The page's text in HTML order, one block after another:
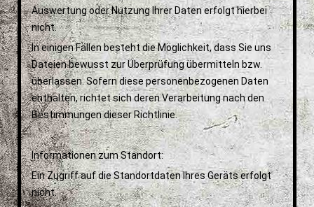
Auswertung oder Nutzung Ihrer Daten erfolgt hierbei
nicht.
In einigen Fällen besteht die Möglichkeit, dass Sie uns
Dateien bewusst zur Überprüfung übermitteln bzw.
überlassen. Sofern diese personenbezogenen Daten
enthalten, richtet sich deren Verarbeitung nach den
Bestimmungen dieser Richtlinie.
Informationen zum Standort:
Ein Zugriff auf die Standortdaten Ihres Geräts erfolgt
nicht.